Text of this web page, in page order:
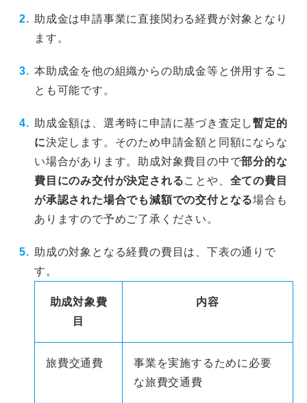
助成金は申請事業に直接関わる経費が対象となり
ます。
本助成金を他の組織からの助成金等と併用するこ
とも可能です。
助成金額は、選考時に申請に基づき査定し暫定的
に決定します。そのため申請金額と同額にならな
い場合があります。助成対象費目の中で部分的な
費目にのみ交付が決定されることや、 全ての費目
が承認された場合でも減額での交付となる場合も
ありますので予めご了承ください。
助成の対象となる経費の費目は、下表の通りで
す。
助成対象費
目
内容
旅費交通費
事業を実施するために必要
な旅費交通費